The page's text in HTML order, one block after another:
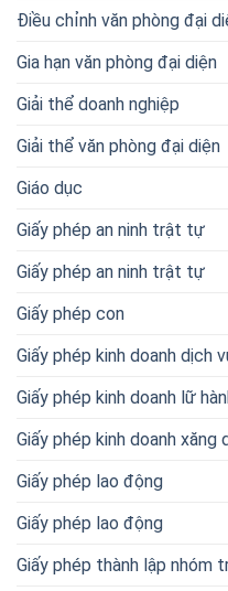
Điều chỉnh văn phòng đại
Gia hạn văn phòng đại diện
Giải thể doanh nghiệp
Giải thể văn phòng đại diện
Giáo dục
Giấy phép an ninh trật tự
Giấy phép an ninh trật tự
Giấy phép con
Giấy phép kinh doanh dịch
Giấy phép kinh doanh lữ
Giấy phép kinh doanh xăng
Giấy phép lao động
Giấy phép lao động
Giấy phép thành lập nhóm